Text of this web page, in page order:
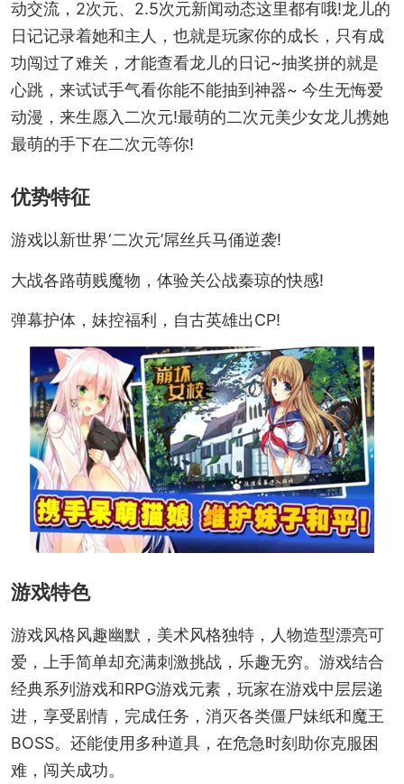
动交流，2次元、2.5次元新闻动态这里都有哦!龙儿的
日记记录着她和主人，也就是玩家你的成长，只有成
功闯过了难关，才能查看龙儿的日记~抽奖拼的就是
心跳，来试试手气看你能不能抽到神器~ 今生无悔爱
动漫，来生愿入二次元!最萌的二次元美少女龙儿携她
最萌的手下在二次元等你!
优势特征
游戏以新世界‘二次元’屌丝兵马俑逆袭!
大战各路萌贱魔物，体验关公战秦琼的快感!
弹幕护体，妹控福利，自古英雄出CP!
游戏特色
游戏风格风趣幽默，美术风格独特，人物造型漂亮可
爱，上手简单却充满刺激挑战，乐趣无穷。游戏结合
经典系列游戏和RPG游戏元素，玩家在游戏中层层递
进，享受剧情，完成任务，消灭各类僵尸妹纸和魔王
BOSS。还能使用多种道具，在危急时刻助你克服困
难，闯关成功。